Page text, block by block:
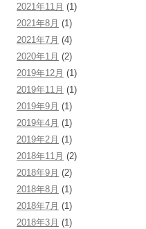
2021年11月 (1)
2021年8月 (1)
2021年7月 (4)
2020年1月 (2)
2019年12月 (1)
2019年11月 (1)
2019年9月 (1)
2019年4月 (1)
2019年2月 (1)
2018年11月 (2)
2018年9月 (2)
2018年8月 (1)
2018年7月 (1)
2018年3月 (1)